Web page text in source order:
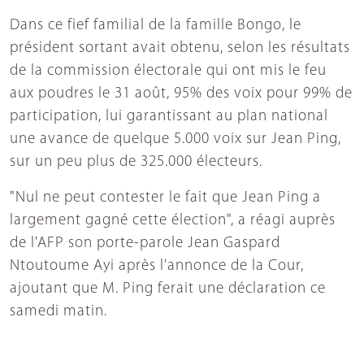
Dans ce fief familial de la famille Bongo, le
président sortant avait obtenu, selon les résultats
de la commission électorale qui ont mis le feu
aux poudres le 31 août, 95% des voix pour 99% de
participation, lui garantissant au plan national
une avance de quelque 5.000 voix sur Jean Ping,
sur un peu plus de 325.000 électeurs.
"Nul ne peut contester le fait que Jean Ping a
largement gagné cette élection", a réagi auprès
de l'AFP son porte-parole Jean Gaspard
Ntoutoume Ayi après l'annonce de la Cour,
ajoutant que M. Ping ferait une déclaration ce
samedi matin.